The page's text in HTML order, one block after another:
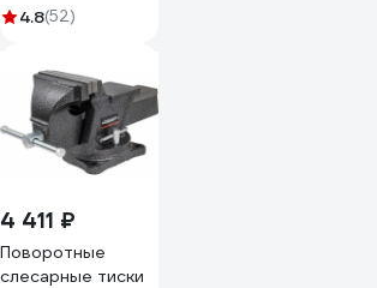
углеродистая
4.8(52)
4 411 ₽
Поворотные
слесарные тиски